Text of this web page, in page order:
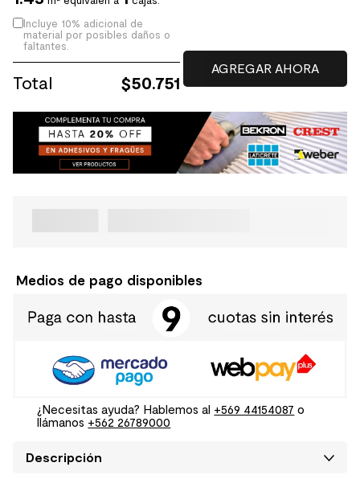
Incluye 10% adicional de
material por posibles daños o
faltantes.
Total $50.751
Medios de pago disponibles
¿Necesitas ayuda? Hablemos al +569 44154087 o
llámanos +562 26789000
Descripción